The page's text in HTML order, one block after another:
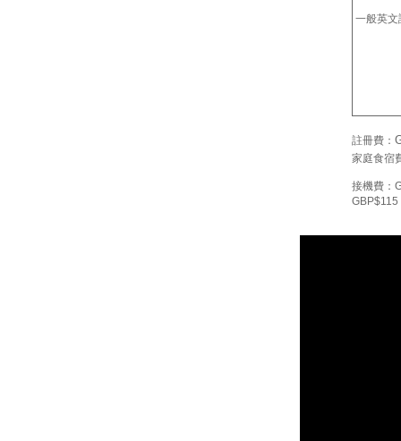
一般英文
註冊費：
家庭食宿
接機費：